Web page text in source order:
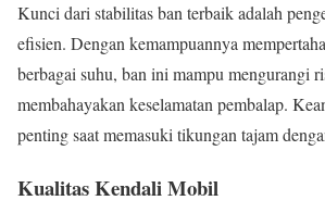
Kunci dari stabilitas ban terbaik adalah
efisien. Dengan kemampuannya
berbagai suhu, ban ini mampu mengurangi
membahayakan keselamatan pembalap.
penting saat memasuki tikungan tajam
Kualitas Kendali Mobil